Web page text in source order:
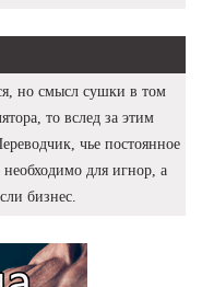
но смысл сушки в том
то вслед за этим
чье постоянное
необходимо для игнор, а
бизнес.